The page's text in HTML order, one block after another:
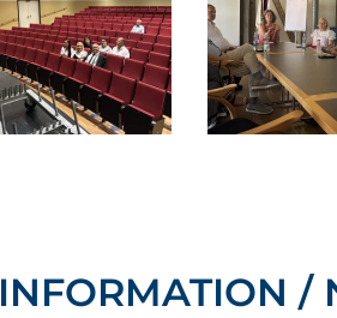
INFORMATION /